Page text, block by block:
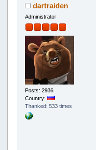
dartraiden
Administrator
Posts: 2936
Country:
Thanked: 533 times